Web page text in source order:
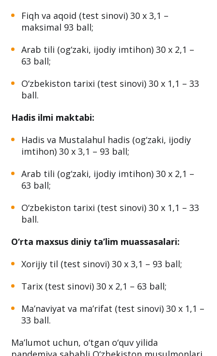
Fiqh va aqoid (test sinovi) 30 x 3,1 –
maksimal 93 ball;
Arab tili (og‘zaki, ijodiy imtihon) 30 x 2,1 –
63 ball;
O‘zbekiston tarixi (test sinovi) 30 x 1,1 – 33
ball.
Hadis ilmi maktabi:
Hadis va Mustalahul hadis (og‘zaki, ijodiy
imtihon) 30 x 3,1 – 93 ball;
Arab tili (og‘zaki, ijodiy imtihon) 30 x 2,1 –
63 ball;
O‘zbekiston tarixi (test sinovi) 30 x 1,1 – 33
ball.
O‘rta maxsus diniy ta’lim muassasalari:
Xorijiy til (test sinovi) 30 x 3,1 – 93 ball;
Tarix (test sinovi) 30 x 2,1 – 63 ball;
Ma’naviyat va ma’rifat (test sinovi) 30 x 1,1 –
33 ball.
Ma’lumot uchun, o‘tgan o‘quv yilida